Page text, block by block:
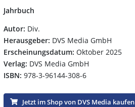
Jahrbuch
Autor: Div.
Herausgeber: DVS Media GmbH
Erscheinungsdatum: Oktober 2025
Verlag: DVS Media GmbH
ISBN: 978-3-96144-308-6
Jetzt im Shop von DVS Media kaufen